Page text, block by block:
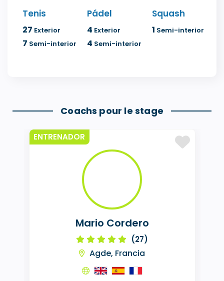
Tenis
27 Exterior
7 Semi-interior
Pádel
4 Exterior
4 Semi-interior
Squash
1 Semi-interior
Coachs pour le stage
ENTRENADOR
Mario Cordero
(27)
Agde, Francia